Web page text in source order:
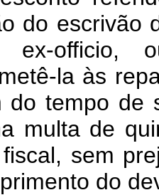
do escrivão
ex-officio,
la às
do tempo de
multa de
sem
do